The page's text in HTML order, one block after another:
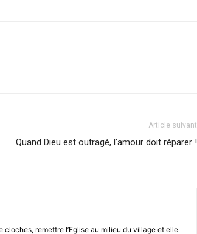
Article suivant
Quand Dieu est outragé, l’amour doit réparer !
remettre l’Eglise au milieu du village et elle